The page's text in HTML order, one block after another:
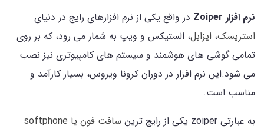
نرم افزار Zoiper
در واقع یکی از نرم افزارهای رایج در دنیای
استریسک، ایزابل، الستیکس و ویپ به شمار می رود، که بر روی
تمامی گوشی های هوشمند و سیستم های کامپیوتری نیز نصب
می شود.این نرم افزار در دوران کرونا ویروس، بسیار کارآمد و
مناسب است.
به عبارتی zoiper یکی از رایج ترین
سافت فون یا softphone